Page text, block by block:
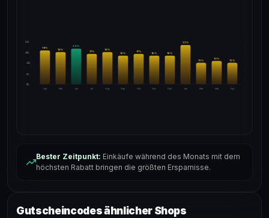
24%
18%
12%
6%
0%
Apr
19%
Mai
18%
Jun
20%
Jul
17%
Aug
18%
Sep
16%
Okt
17%
Nov
16%
Dez
16%
Jan
22%
Feb
12%
Mär
13%
Apr
12%
Bester Zeitpunkt: Einkäufe während des Monats mit dem
höchsten Rabatt bringen die größten Ersparnisse.
Gutscheincodes ähnlicher Shops